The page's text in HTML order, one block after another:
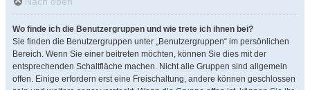
Wo finde ich die Benutzergruppen und wie trete ich ihnen bei?
Sie finden die Benutzergruppen unter „Benutzergruppen“ im persönlichen
Bereich. Wenn Sie einer beitreten möchten, können Sie dies mit der
entsprechenden Schaltfläche machen. Nicht alle Gruppen sind allgemein
offen. Einige erfordern erst eine Freischaltung, andere können geschlossen